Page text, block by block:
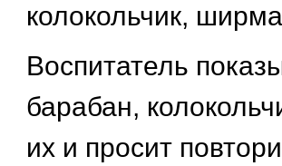
колокольчик,
Воспитатель
барабан,
их и просит